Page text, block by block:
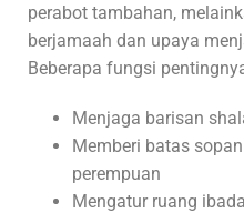
perabot tambahan,
berjamaah dan upaya
Beberapa fungsi
Menjaga barisan
Memberi batas
perempuan
Mengatur ruang